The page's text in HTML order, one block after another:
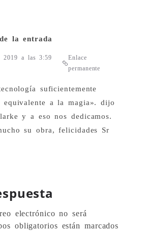
la entrada
2019 a las 3:59
Enlace
permanente
suficientemente
equivalente a la magia». dijo
y a eso nos dedicamos.
su obra, felicidades Sr
electrónico no será
obligatorios están marcados